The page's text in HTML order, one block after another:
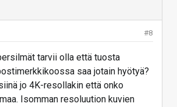
#8
tarvii olla että tuosta
saa jotain hyötyä?
jo 4K-resollakin että onko
Isomman resoluution kuvien